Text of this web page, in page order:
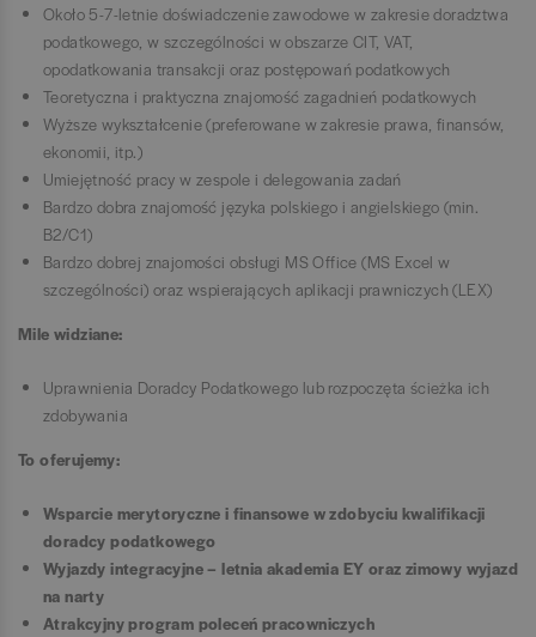
Około 5-7-letnie doświadczenie zawodowe w zakresie doradztwa
podatkowego, w szczególności w obszarze CIT, VAT,
opodatkowania transakcji oraz postępowań podatkowych
Teoretyczna i praktyczna znajomość zagadnień podatkowych
Wyższe wykształcenie (preferowane w zakresie prawa, finansów,
ekonomii, itp.)
Umiejętność pracy w zespole i delegowania zadań
Bardzo dobra znajomość języka polskiego i angielskiego (min.
B2/C1)
Bardzo dobrej znajomości obsługi MS Office (MS Excel w
szczególności) oraz wspierających aplikacji prawniczych (LEX)
Mile widziane:
Uprawnienia Doradcy Podatkowego lub rozpoczęta ścieżka ich
zdobywania
To oferujemy:
Wsparcie merytoryczne i finansowe w zdobyciu kwalifikacji
doradcy podatkowego
Wyjazdy integracyjne – letnia akademia EY oraz zimowy wyjazd
na narty
Atrakcyjny program poleceń pracowniczych